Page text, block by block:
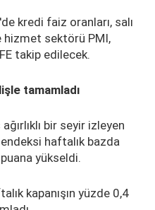
kredi faiz oranları, salı
hizmet sektörü PMI,
takip edilecek.
tamamladı
bir seyir izleyen
haftalık bazda
yükseldi.
kapanışın yüzde 0,4